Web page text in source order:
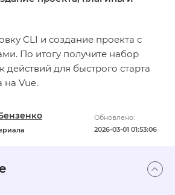
CLI и создание проекта с
По итогу получите набор
для быстрого старта
на Vue.
Обновлено:
2026-03-01 01:53:06